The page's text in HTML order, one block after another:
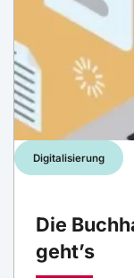
Digitalisierung
Die
geht’s